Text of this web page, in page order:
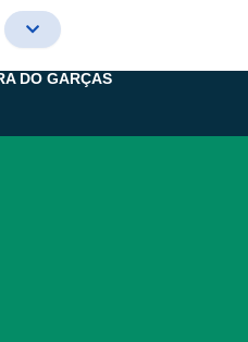
DO GARÇAS